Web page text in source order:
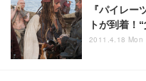
『パイレ
トが到着！
2011.4.18 Mon